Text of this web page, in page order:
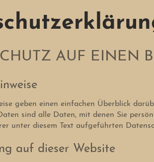
AUF EINEN
geben einen einfachen Überblick
sind alle Daten, mit denen Sie
unter diesem Text aufgeführten
auf dieser Website